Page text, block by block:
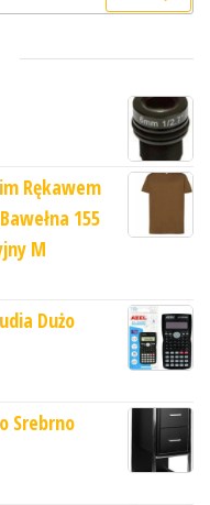
Rękawem
155
M
Dużo
Srebrno